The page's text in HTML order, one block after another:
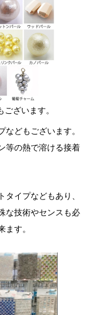
ざいます。
どもございます。
等の熱で溶ける接着
イプなどもあり、
な技術やセンスも必
す。